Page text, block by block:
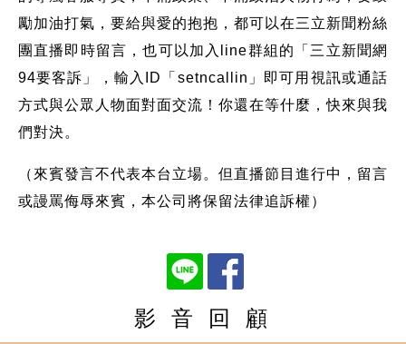
勵加油打氣，要給與愛的抱抱，都可以在三立新聞粉絲
團直播即時留言，也可以加入line群組的「三立新聞網
94要客訴」，輸入ID「setncallin」即可用視訊或通話
方式與公眾人物面對面交流！你還在等什麼，快來與我
們對決。
（來賓發言不代表本台立場。但直播節目進行中，留言
或謾罵侮辱來賓，本公司將保留法律追訴權）
影 音 回 顧